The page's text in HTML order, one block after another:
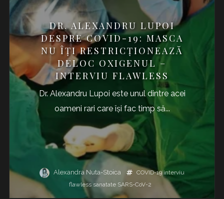
DR. ALEXANDRU LUPOI
DESPRE COVID-19: MASCA
NU ÎȚI RESTRICȚIONEAZĂ
DELOC OXIGENUL –
INTERVIU FLAWLESS
Dr. Alexandru Lupoi este unul dintre acei
oameni rari care își fac timp să...
Alexandra Nuta-Stoica COVID-19 interviu
flawless sanatate SARS-CoV-2